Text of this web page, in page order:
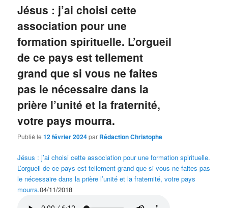
Jésus : j’ai choisi cette
association pour une
formation spirituelle. L’orgueil
de ce pays est tellement
grand que si vous ne faites
pas le nécessaire dans la
prière l’unité et la fraternité,
votre pays mourra.
Publié le12 février 2024par Rédaction Christophe
Jésus : j’ai choisi cette association pour une formation spirituelle.
L’orgueil de ce pays est tellement grand que si vous ne faites pas
le nécessaire dans la prière l’unité et la fraternité, votre pays
mourra.04/11/2018